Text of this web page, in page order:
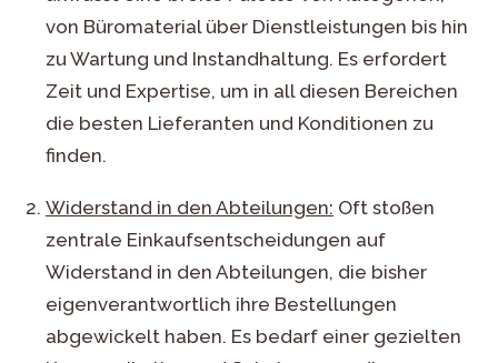
von Büromaterial über Dienstleistungen bis hin
zu Wartung und Instandhaltung. Es erfordert
Zeit und Expertise, um in all diesen Bereichen
die besten Lieferanten und Konditionen zu
finden.
Widerstand in den Abteilungen: Oft stoßen
zentrale Einkaufsentscheidungen auf
Widerstand in den Abteilungen, die bisher
eigenverantwortlich ihre Bestellungen
abgewickelt haben. Es bedarf einer gezielten